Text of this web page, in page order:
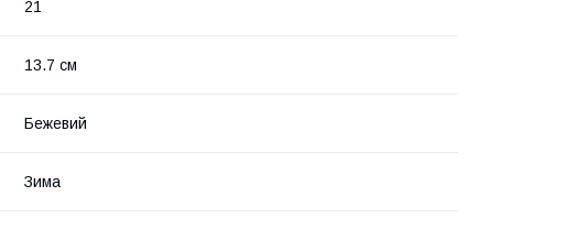
21
13.7 см
Бежевий
Зима